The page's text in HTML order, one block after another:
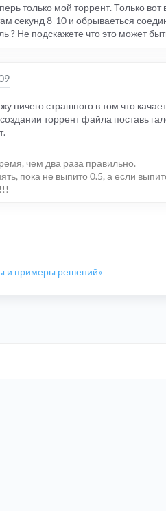
только мой торрент. Только
секунд 8-10 и обрываеться
? Не подскажете что это может
ничего страшного в том что
торрент файла поставь
чем два раза правильно.
пока не выпито 0.5, а если
и примеры решений»